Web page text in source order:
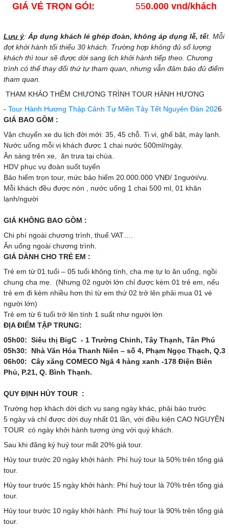
GIÁ VÉ TRỌN GÓI: 550.000 vnd/khách
Lưu ý: Áp dụng khách lẻ ghép đoàn, không áp dụng lễ, tết. Mỗi
đợt khởi hành tối thiểu 30 khách. Trường hợp không đủ số lượng
khách thì tour sẽ được dời sang lịch khởi hành tiếp theo. Chương
trình có thể thay đổi thứ tự tham quan, nhưng vẫn đảm bảo đủ điểm
tham quan.
THAM KHẢO THÊM CHƯƠNG TRÌNH TOUR HÀNH HƯƠNG
- Tour Hành Hương Thập Cảnh Tự Miền Tây Tết Nguyên Đàn 2026
GIÁ BAO GỒM :
Vận chuyển xe du lịch đời mới: 35, 45 chỗ. Ti vi, ghế bật, máy lạnh.
Nước uống mỗi vị khách được 1 chai nước 500ml/ngày.
Ăn sáng trên xe, ăn trưa tại chùa.
HDV phục vụ đoàn suốt tuyến
Bảo hiểm trọn tour, mức bảo hiểm 20.000.000 VNĐ/ 1người/vụ.
Mỗi khách đều được nón , nước uống 1 chai 500 ml, 01 khăn
lạnh/người
GIÁ KHÔNG BAO GỒM :
Chi phí ngoài chương trình, thuế VAT….
Ăn uống ngoài chương trình.
GIÁ DÀNH CHO TRẺ EM :
Trẻ em từ 01 tuổi – 05 tuổi không tính, cha mẹ tự lo ăn uống, ngồi
chung cha mẹ. (Nhưng 02 người lớn chỉ được kèm 01 trẻ em, nếu
trẻ em đi kèm nhiều hơn thì từ em thứ 02 trở lên phải mua 01 vé
người lớn)
Trẻ em từ 6 tuổi trở lên tính 1 suất như người lớn
ĐỊA ĐIỂM TẬP TRUNG:
05h00: Siêu thị BigC - 1 Trường Chinh, Tây Thạnh, Tân Phú
05h30: Nhà Văn Hóa Thanh Niên – số 4, Phạm Ngọc Thạch, Q.3
06h00: Cây xăng COMECO Ngã 4 hàng xanh -178 Điện Biên
Phủ, P.21, Q. Bình Thạnh.
QUY ĐỊNH HỦY TOUR :
Trường hợp khách dời dịch vụ sang ngày khác, phải báo trước
5 ngày và chỉ được dời duy nhất 01 lần, với điều kiện CAO NGUYÊN
TOUR có ngày khởi hành tương ứng với quý khách.
Sau khi đăng ký huỷ tour mất 20% giá tour.
Hủy tour trước 20 ngày khởi hành: Phí huỷ tour là 50% trên tổng giá
tour.
Hủy tour trước 15 ngày khởi hành: Phí huỷ tour là 70% trên tổng giá
tour.
Hủy tour trước 10 ngày khởi hành: Phí huỷ tour là 90% trên tổng giá
tour.